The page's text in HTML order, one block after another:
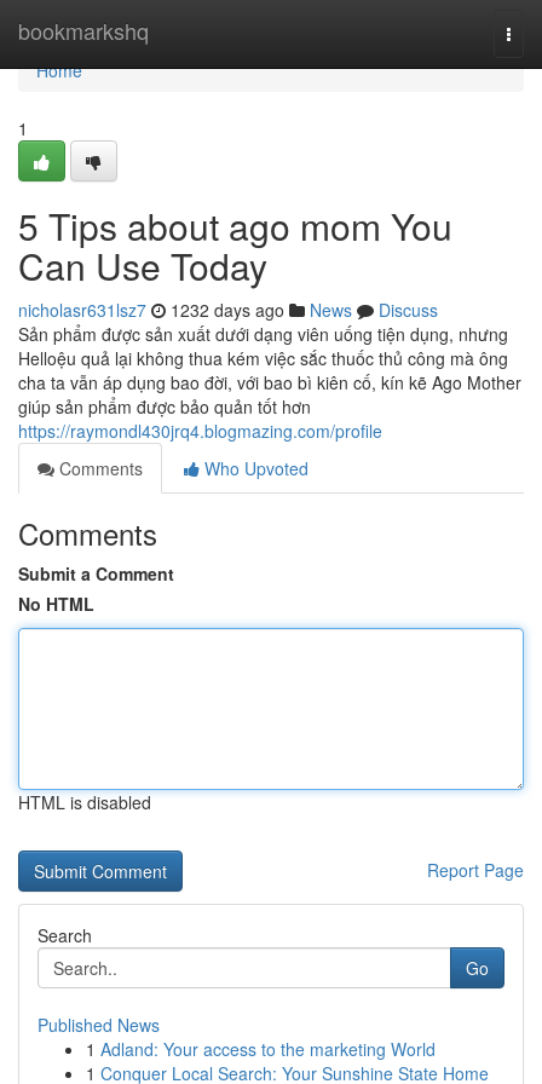
bookmarkshq
Home
Home
1
5 Tips about ago mom You
Can Use Today
nicholasr631lsz7 1232 days ago News
Discuss
Sản phẩm được sản xuất dưới dạng viên uống tiện dụng, nhưng
Helloệu quả lại không thua kém việc sắc thuốc thủ công mà ông
cha ta vẫn áp dụng bao đời, với bao bì kiên cố, kín kẽ Ago Mother
giúp sản phẩm được bảo quản tốt hơn
https://raymondl430jrq4.blogmazing.com/profile
Comments
Who Upvoted
Comments
Submit a Comment
No HTML
HTML is disabled
Report Page
Search
Go
Published News
1 Adland: Your access to the marketing World
1 Conquer Local Search: Your Sunshine State Home